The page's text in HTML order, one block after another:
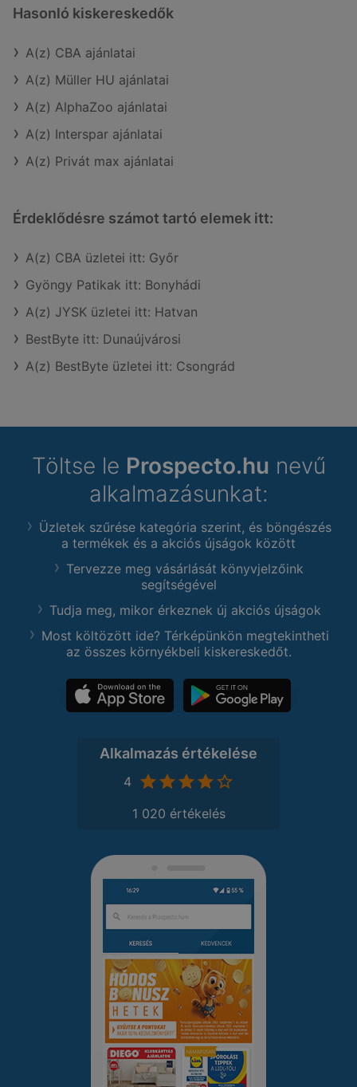
Hasonló kiskereskedők
A(z) CBA ajánlatai
A(z) Müller HU ajánlatai
A(z) AlphaZoo ajánlatai
A(z) Interspar ajánlatai
A(z) Privát max ajánlatai
Érdeklődésre számot tartó elemek itt:
A(z) CBA üzletei itt: Győr
Gyöngy Patikak itt: Bonyhádi
A(z) JYSK üzletei itt: Hatvan
BestByte itt: Dunaújvárosi
A(z) BestByte üzletei itt: Csongrád
Töltse le Prospecto.hu nevű
alkalmazásunkat:
Üzletek szűrése kategória szerint, és böngészés
a termékek és a akciós újságok között
Tervezze meg vásárlását könyvjelzőink
segítségével
Tudja meg, mikor érkeznek új akciós újságok
Most költözött ide? Térképünkön megtekintheti
az összes környékbeli kiskereskedőt.
Alkalmazás értékelése
4
1 020 értékelés